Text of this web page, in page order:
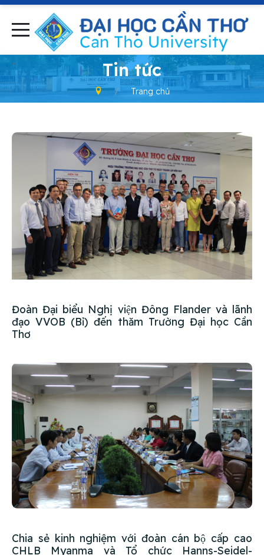
- Tin tức
Trang chủ
Đoàn Đại biểu Nghị viện Đông Flander và lãnh
đạo VVOB (Bỉ) đến thăm Trường Đại học Cần
Thơ
Chia sẻ kinh nghiệm với đoàn cán bộ cấp cao
CHLB Myanma và Tổ chức Hanns-Seidel-